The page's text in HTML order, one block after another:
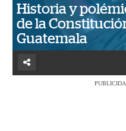
Historia y
de la
Guatemala